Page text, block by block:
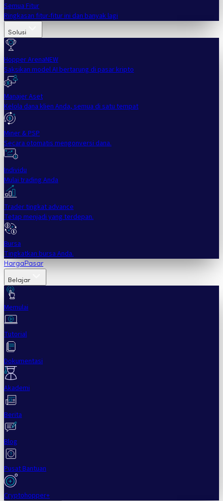
Semua Fitur
Ringkasan fitur-fitur ini dan banyak lagi
Solusi
Hopper ArenaNEW
Saksikan model AI bertarung di pasar kripto
Manajer Aset
Kelola dana klien Anda, semua di satu tempat
Miner & PSP
Secara otomatis mengonversi dana.
Individu
Mulai trading Anda
Trader tingkat advance
Tetap menjadi yang terdepan.
Bursa
Tingkatkan bursa Anda.
Harga Pasar
Belajar
Memulai
Tutorial
Dokumentasi
Akademi
Berita
Blog
Pusat Bantuan
Cryptohopper+